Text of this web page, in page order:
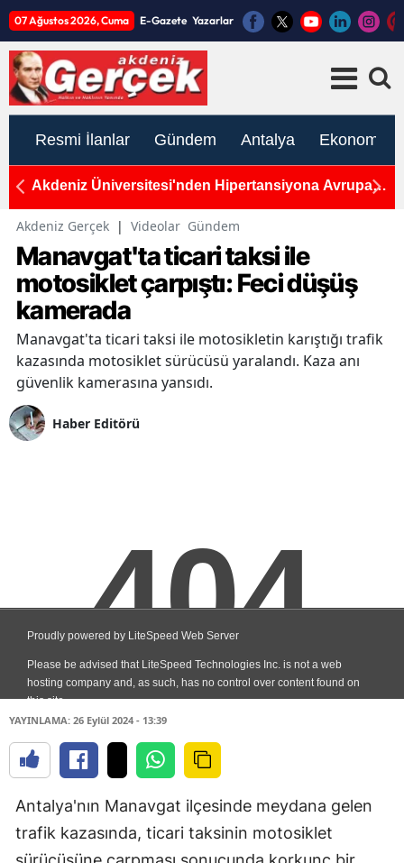
07 Ağustos 2026, Cuma E-Gazete Yazarlar
Resmi İlanlar Gündem Antalya Ekonomi
Aliye Coşar'dan Manavgat GES Tepkisi: Geçit
Akdeniz Gerçek | Videolar Gündem
Manavgat'ta ticari taksi ile
motosiklet çarpıştı: Feci düşüş
kamerada
Manavgat'ta ticari taksi ile motosikletin karıştığı trafik
kazasında motosiklet sürücüsü yaralandı. Kaza anı
güvenlik kamerasına yansıdı.
Haber Editörü
YAYINLAMA: 26 Eylül 2024 - 13:39
Antalya'nın Manavgat ilçesinde meydana gelen
trafik kazasında, ticari taksinin motosiklet